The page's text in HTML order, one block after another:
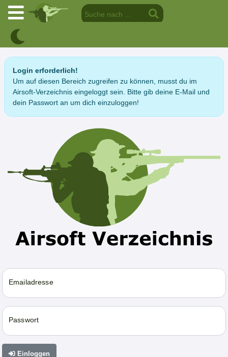
Login erforderlich!
Um auf diesen Bereich zugreifen zu können, musst du im
Airsoft-Verzeichnis eingeloggt sein. Bitte gib deine E-Mail und
dein Passwort an um dich einzuloggen!
Emailadresse
Passwort
Einloggen